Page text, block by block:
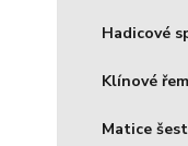
Hadicové
Klínové
Matice